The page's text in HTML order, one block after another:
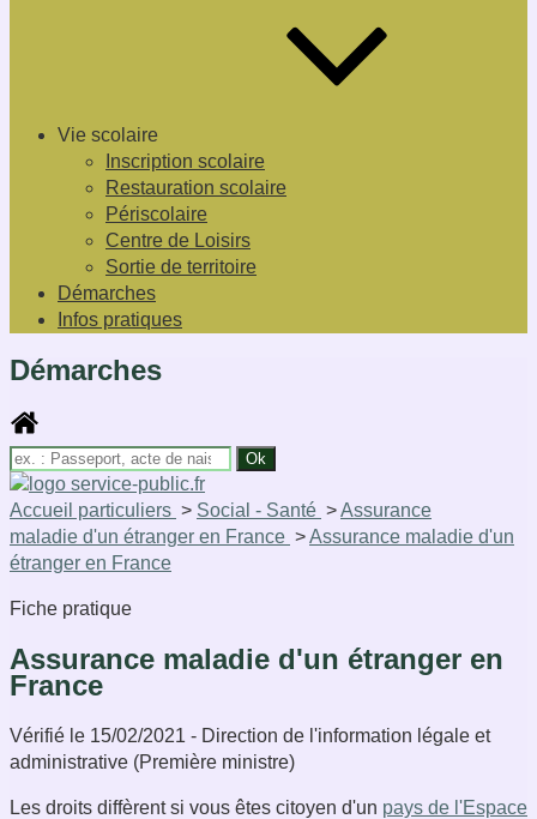
Vie scolaire
Inscription scolaire
Restauration scolaire
Périscolaire
Centre de Loisirs
Sortie de territoire
Démarches
Infos pratiques
Démarches
Accueil particuliers > Social - Santé >Assurance
maladie d'un étranger en France >Assurance maladie d'un
étranger en France
Fiche pratique
Assurance maladie d'un étranger en
France
Vérifié le 15/02/2021 - Direction de l'information légale et
administrative (Première ministre)
Les droits diffèrent si vous êtes citoyen d'un pays de l'Espace